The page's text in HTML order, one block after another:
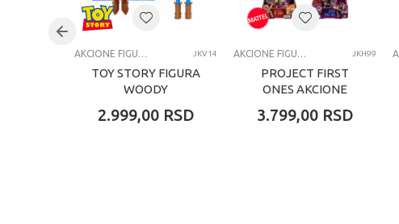
Kategorija
AKCIONE FIGURE I SETOVI JKV14
TOY STORY FIGURA
WOODY
2.999,00 RSD
AKCIONE FIGURE I SETOVI JKH99
PROJECT FIRST
ONES AKCIONE
ASORTIMAN
3.799,00 RSD